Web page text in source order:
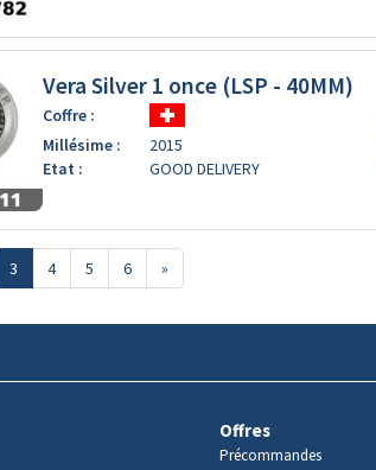
Vera Silver 1 once (LSP - 40MM)
Coffre :
Millésime :
2015
Etat :
GOOD DELIVERY
3 4 5 6 »
Offres
Précommandes